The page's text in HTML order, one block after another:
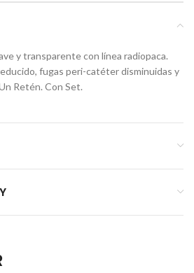
y transparente con línea radiopaca.
fugas peri-catéter disminuidas y
Retén. Con Set.